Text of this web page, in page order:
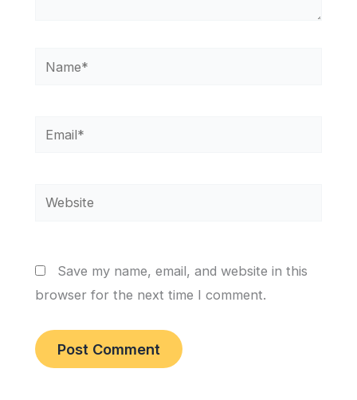
Name*
Email*
Website
Save my name, email, and website in this
browser for the next time I comment.